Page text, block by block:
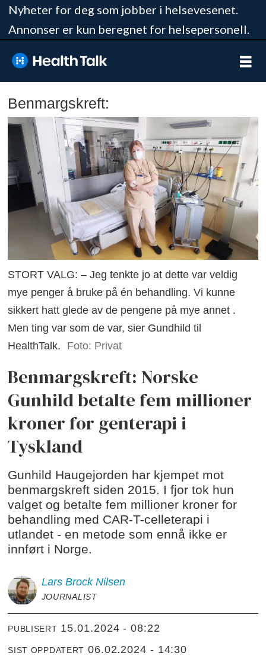
Nyheter for deg som jobber i helsevesenet.
Annonser er kun beregnet for helsepersonell.
Benmargskreft:
STORT VALG: – Jeg tenkte jo at dette var veldig
mye penger å bruke på én behandling. Vi kunne
sikkert hatt glede av de pengene på mye annet .
Men ting var som de var, sier Gundhild til
HealthTalk.
Foto: Privat
Benmargskreft: Norske
Gunhild betalte fem millioner
kroner for genterapi i
Tyskland
Gunhild Haugejorden har kjempet mot
benmargskreft siden 2015. I fjor tok hun
valget og betalte fem millioner kroner for
behandling med CAR-T-celleterapi i
utlandet - en metode som ennå ikke er
innført i Norge.
Lars Brock Nilsen
JOURNALIST
PUBLISERT 15.01.2024 - 08:22
SIST OPPDATERT 06.02.2024 - 14:30